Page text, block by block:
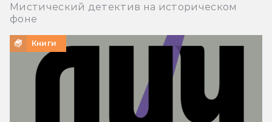
Мистический детектив на историческом
фоне
Книги